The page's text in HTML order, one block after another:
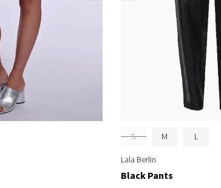
S M L
Lala Berlin
Black Pants